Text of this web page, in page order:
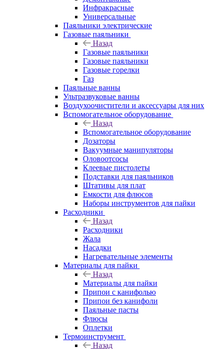
Инфракрасные
Универсальные
Паяльники электрические
Газовые паяльники
Назад
Газовые паяльники
Газовые паяльники
Газовые горелки
Газ
Паяльные ванны
Ультразвуковые ванны
Воздухоочистители и аксессуары для них
Вспомогательное оборудование
Назад
Вспомогательное оборудование
Дозаторы
Вакуумные манипуляторы
Оловоотсосы
Клеевые пистолеты
Подставки для паяльников
Штативы для плат
Емкости для флюсов
Наборы инструментов для пайки
Расходники
Назад
Расходники
Жала
Насадки
Нагревательные элементы
Материалы для пайки
Назад
Материалы для пайки
Припои с канифолью
Припои без канифоли
Паяльные пасты
Флюсы
Оплетки
Термоинструмент
Назад